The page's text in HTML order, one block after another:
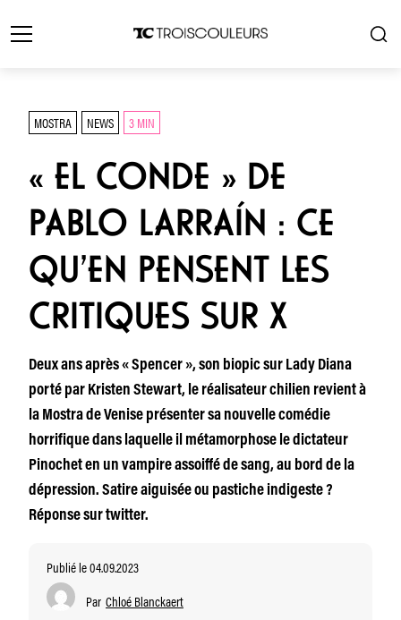
MOSTRA NEWS 3 MIN
« EL CONDE » DE
PABLO LARRAÍN : CE
QU’EN PENSENT LES
CRITIQUES SUR X
Deux ans après « Spencer », son biopic sur Lady Diana
porté par Kristen Stewart, le réalisateur chilien revient à
la Mostra de Venise présenter sa nouvelle comédie
horrifique dans laquelle il métamorphose le dictateur
Pinochet en un vampire assoiffé de sang, au bord de la
dépression. Satire aiguisée ou pastiche indigeste ?
Réponse sur twitter.
Publié le 04.09.2023
Par Chloé Blanckaert